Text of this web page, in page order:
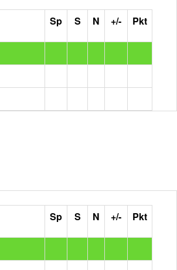
Sp S N +/- Pkt
Sp S N +/- Pkt